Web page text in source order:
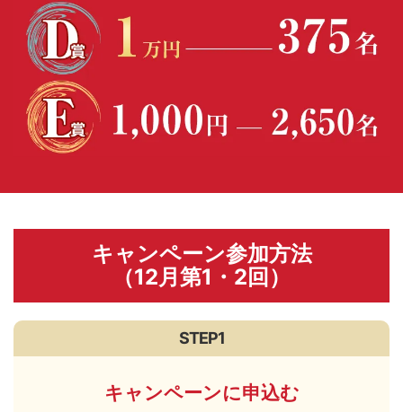
キャンペーン参加方法
（12月第1・2回）
STEP1
キャンペーンに申込む